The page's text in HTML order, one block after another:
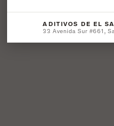
ADITIVOS DE EL
33 Avenida Sur #661,